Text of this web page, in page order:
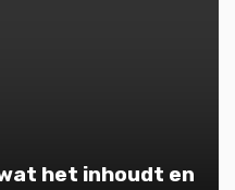
het inhoudt en